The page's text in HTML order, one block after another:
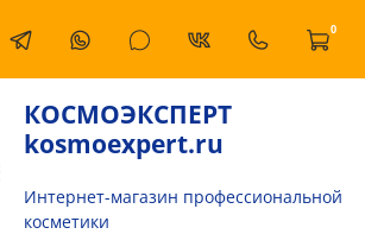
0
КОСМОЭКСПЕРТ
kosmoexpert.ru
Интернет-магазин профессиональной
косметики